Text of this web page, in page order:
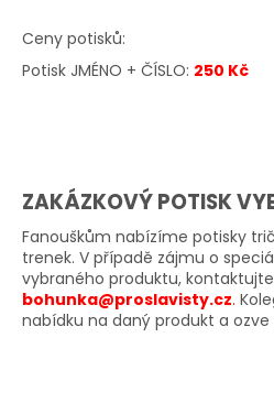
Ceny potisků:
Potisk JMÉNO + ČÍSLO: 250 Kč
ZAKÁZKOVÝ POTISK
Fanouškům nabízíme potisky
trenek. V případě zájmu o
vybraného produktu,
bohunka@proslavisty.cz.
nabídku na daný produkt a ozve
t
e
t
?